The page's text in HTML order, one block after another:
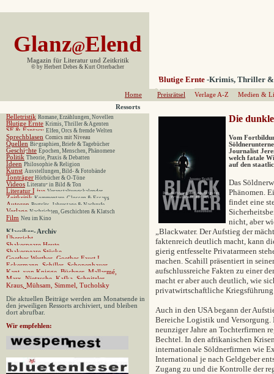
Glanz@Elend
Magazin für Literatur und Zeitkritik
© by Herbert Debes & Kurt Otterbacher
Blutige Ernte -Krimis, Thriller &
Home Preisrätsel Verlage A-Z
Medien &
Ressorts
Belletristik Romane, Erzählungen, Novellen
Blutige Ernte Krimis, Thriller & Agenten
SF & Fantasy Elfen, Orcs & fremde Welten
Sprechblasen Comics mit Niveau
Quellen Biographien, Briefe & Tagebücher
Geschichte Epochen, Menschen, Phänomene
Politik Theorie, Praxis & Debatten
Ideen Philosophie & Religion
Kunst Ausstellungen, Bild- & Fotobände
Tonträger Hörbücher & O-Töne
Videos Literatur in Bild & Ton
Literatur Live Veranstaltungskalender
Zeitkritik Kommentare, Glossen & Essays
Autoren Porträts, Jahrestage & Nachrufe
Verlage Nachrichten, Geschichten & Klatsch
Film Neu im Kino
Klassiker-Archiv
Übersicht
Shakespeare Heute
Shakespeare Stücke
Goethes Werther, Goethes Faust I,
Eckermann,
Schiller, Schopenhauer,
Kant, von Knigge, Büchner, Mallarmé,
Marx
Nietzsche, Kafka, Schnitzler
Kraus Mühsam Simmel
Tucholsky
Die aktuellen Beiträge werden am Monatsende in
den jeweiligen Ressorts archiviert, und bleiben
dort abrufbar.
Wir empfehlen:
Die
Vom
Journalist
welch fatale
auf den
Das
Phänomen.
findet eine
nicht, aber
„Blackwater. Der Aufstieg der
faktenreich deutlich macht, kann
gierig entfesselte Privatarmeen
machen. Scahill präsentiert in
aufschlussreiche Fakten zu einer
macht er aber auch deutlich, wie
privatwirtschaftliche Kriegsführung
Auch in den USA begann der
Bereiche Logistik und
neunziger Jahre an Tochterfirmen
Bechtel. In den afrikanischen
internationale Söldnerfirmen wie
International je nach Geldgeber
Zugang zu und die Kontrolle der